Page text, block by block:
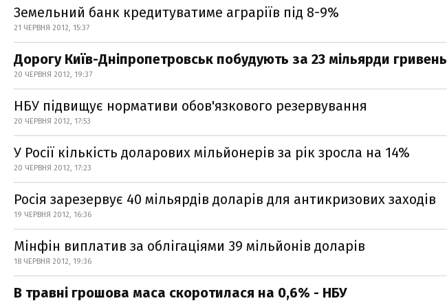
Земельний банк кредитуватиме аграріїв під 8-9%
21 ЧЕРВНЯ 2012, 15:37
Дорогу Київ-Дніпропетровськ побудують за 23 мільярди гривень
20 ЧЕРВНЯ 2012, 19:37
НБУ підвищує нормативи обов'язкового резервування
20 ЧЕРВНЯ 2012, 17:53
У Росії кількість доларових мільйонерів за рік зросла на 14%
20 ЧЕРВНЯ 2012, 17:23
Росія зарезервує 40 мільярдів доларів для антикризових заходів
19 ЧЕРВНЯ 2012, 16:36
Мінфін виплатив за облігаціями 39 мільйонів доларів
18 ЧЕРВНЯ 2012, 19:36
В травні грошова маса скоротилася на 0,6% - НБУ